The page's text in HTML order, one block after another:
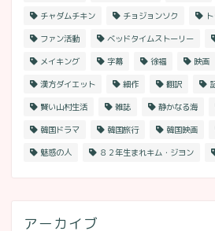
チャダムチキン チョジョンソク
ファン活動 ベッドタイムストーリー
メイキング 字幕 徐福 映画
漢方ダイエット 細作 翻訳
賢い山村生活 雑誌 静かなる海
韓国ドラマ 韓国旅行 韓国映画
魅惑の人 ８２年生まれキム・ジヨン
アーカイブ